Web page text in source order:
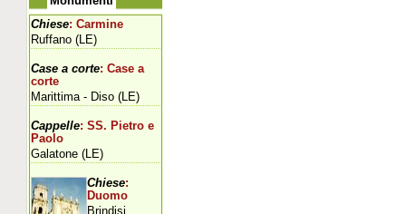
Chiese: Carmine
Ruffano (LE)
Case a corte: Case a
corte
Marittima - Diso (LE)
Cappelle: SS. Pietro e
Paolo
Galatone (LE)
Chiese:
Duomo
Brindisi